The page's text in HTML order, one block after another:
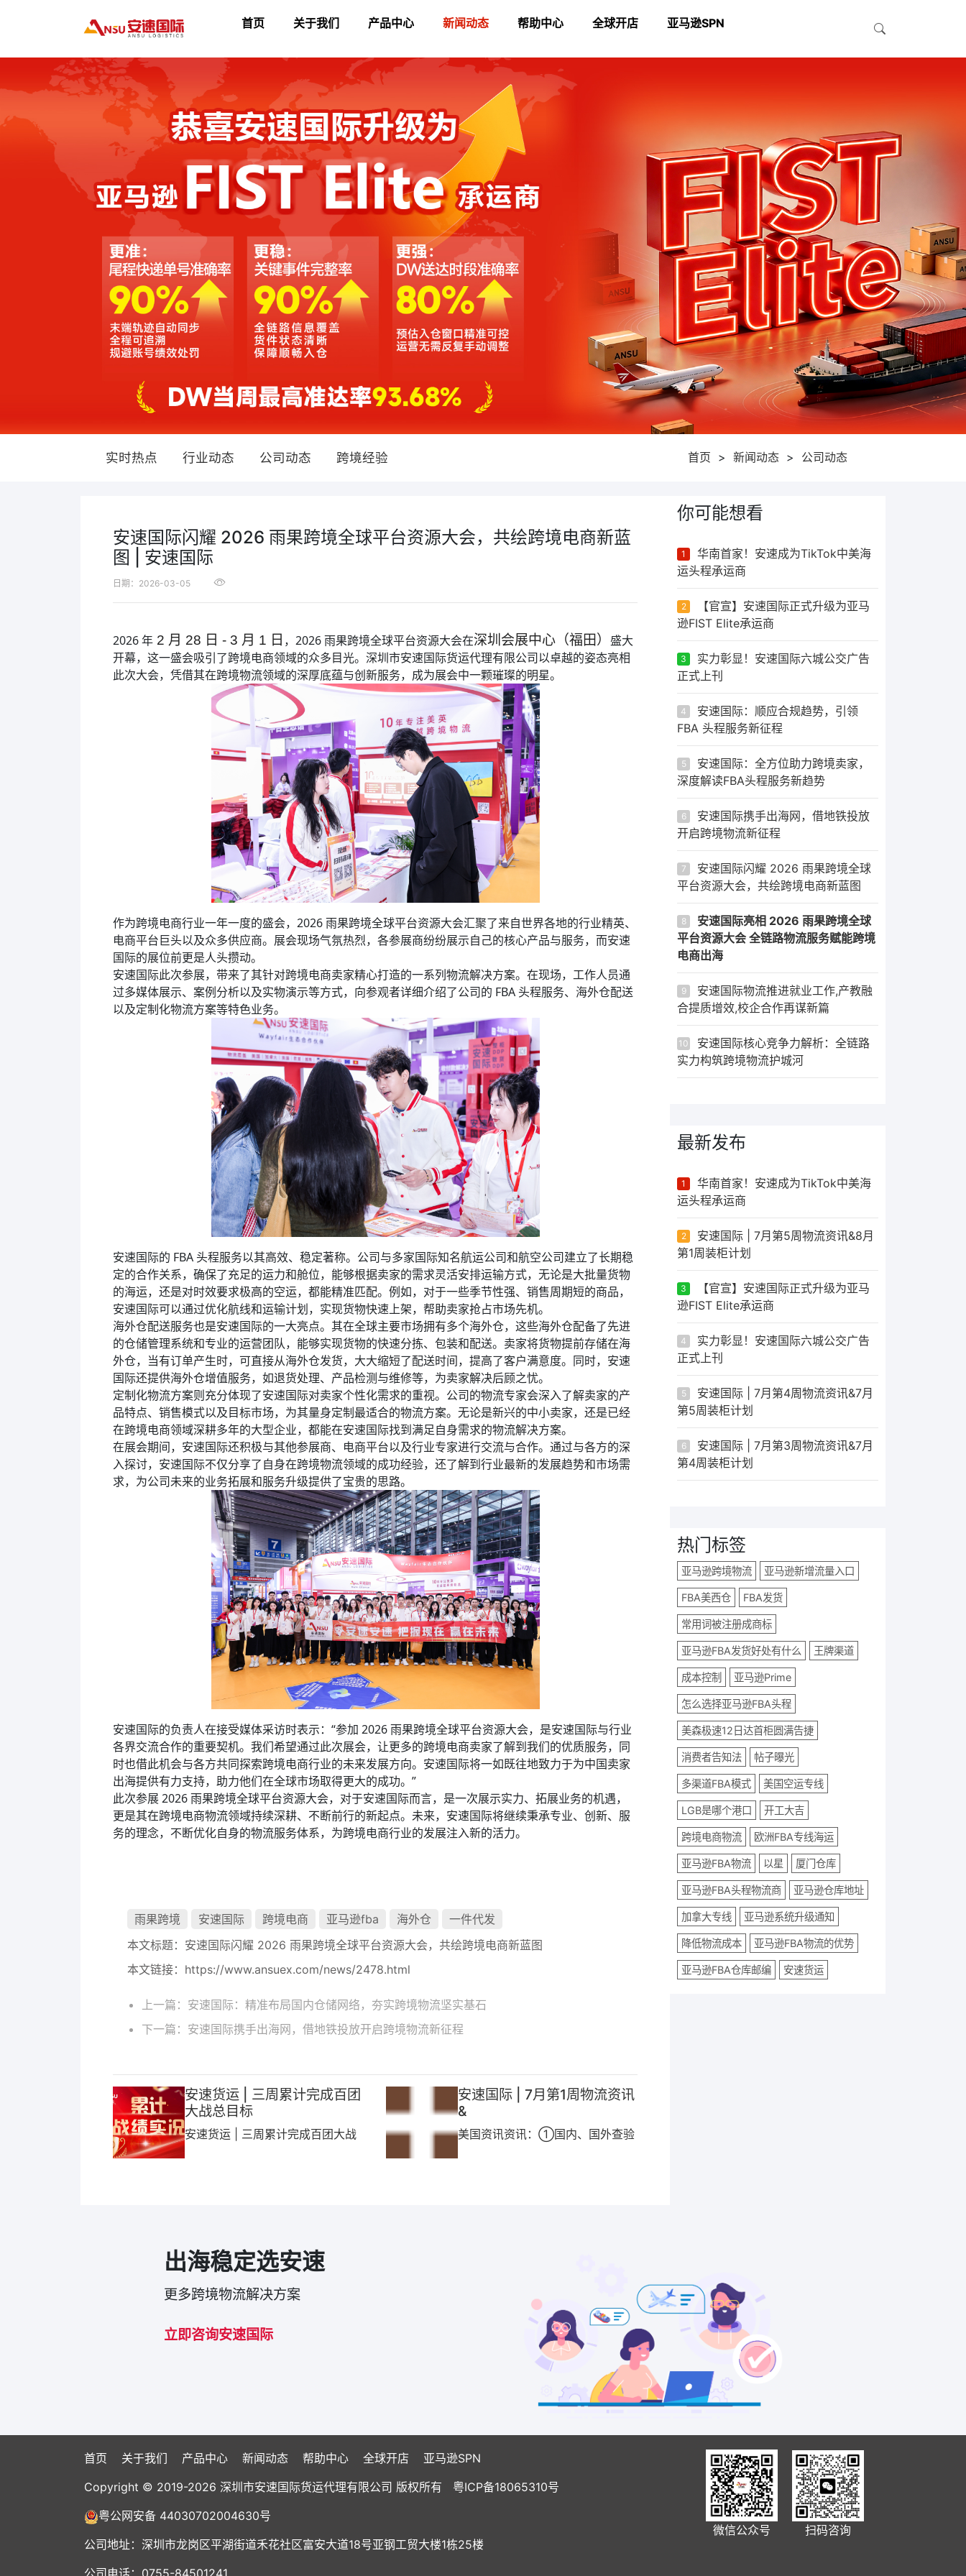
首页 关于我们 产品中心 新闻动态 帮助中心 全球开店 亚马逊SPN
实时热点 行业动态 公司动态 跨境经验 首页 > 新闻动态 > 公司动态
安速国际闪耀 2026 雨果跨境全球平台资源大会，共绘跨境电商新蓝
图 | 安速国际
日期：2026-03-05
2026 年2 月 28 日 - 3 月 1 日 ，2026 雨果跨境全球平台资源大会在深圳会展中心（福田） 盛大
开幕，这一盛会吸引了跨境电商领域的众多目光。深圳市安速国际货运代理有限公司以卓越的姿态亮相
此次大会，凭借其在跨境物流领域的深厚底蕴与创新服务，成为展会中一颗璀璨的明星。
作为跨境电商行业一年一度的盛会，2026 雨果跨境全球平台资源大会汇聚了来自世界各地的行业精英、
电商平台巨头以及众多供应商。展会现场气氛热烈，各参展商纷纷展示自己的核心产品与服务，而安速
国际的展位前更是人头攒动。
安速国际此次参展，带来了其针对跨境电商卖家精心打造的一系列物流解决方案。在现场，工作人员通
过多媒体展示、案例分析以及实物演示等方式，向参观者详细介绍了公司的 FBA 头程服务、海外仓配送
以及定制化物流方案等特色业务。
安速国际的 FBA 头程服务以其高效、稳定著称。公司与多家国际知名航运公司和航空公司建立了长期稳
定的合作关系，确保了充足的运力和舱位，能够根据卖家的需求灵活安排运输方式，无论是大批量货物
的海运，还是对时效要求极高的空运，都能精准匹配。例如，对于一些季节性强、销售周期短的商品，
安速国际可以通过优化航线和运输计划，实现货物快速上架，帮助卖家抢占市场先机。
海外仓配送服务也是安速国际的一大亮点。其在全球主要市场拥有多个海外仓，这些海外仓配备了先进
的仓储管理系统和专业的运营团队，能够实现货物的快速分拣、包装和配送。卖家将货物提前存储在海
外仓，当有订单产生时，可直接从海外仓发货，大大缩短了配送时间，提高了客户满意度。同时，安速
国际还提供海外仓增值服务，如退货处理、产品检测与维修等，为卖家解决后顾之忧。
定制化物流方案则充分体现了安速国际对卖家个性化需求的重视。公司的物流专家会深入了解卖家的产
品特点、销售模式以及目标市场，为其量身定制最适合的物流方案。无论是新兴的中小卖家，还是已经
在跨境电商领域深耕多年的大型企业，都能在安速国际找到满足自身需求的物流解决方案。
在展会期间，安速国际还积极与其他参展商、电商平台以及行业专家进行交流与合作。通过与各方的深
入探讨，安速国际不仅分享了自身在跨境物流领域的成功经验，还了解到行业最新的发展趋势和市场需
求，为公司未来的业务拓展和服务升级提供了宝贵的思路。
安速国际的负责人在接受媒体采访时表示：“参加 2026 雨果跨境全球平台资源大会，是安速国际与行业
各界交流合作的重要契机。我们希望通过此次展会，让更多的跨境电商卖家了解到我们的优质服务，同
时也借此机会与各方共同探索跨境电商行业的未来发展方向。安速国际将一如既往地致力于为中国卖家
出海提供有力支持，助力他们在全球市场取得更大的成功。”
此次参展 2026 雨果跨境全球平台资源大会，对于安速国际而言，是一次展示实力、拓展业务的机遇，
更是其在跨境电商物流领域持续深耕、不断前行的新起点。未来，安速国际将继续秉承专业、创新、服
务的理念，不断优化自身的物流服务体系，为跨境电商行业的发展注入新的活力。
雨果跨境 安速国际 跨境电商 亚马逊fba 海外仓
一件代发
本文标题： 安速国际闪耀 2026 雨果跨境全球平台资源大会，共绘跨境电商新蓝图
本文链接： https://www.ansuex.com/news/2478.html
上一篇： 安速国际：精准布局国内仓储网络，夯实跨境物流坚实基石
下一篇： 安速国际携手出海网，借地铁投放开启跨境物流新征程
安速货运 | 三周累计完成百团
大战总目标
安速货运 | 三周累计完成百团大战
安速国际 | 7月第1周物流资讯
&
美国资讯资讯：①国内、国外查验
你可能想看
1
华南首家！安速成为TikTok中美海
运头程承运商
2
【官宣】安速国际正式升级为亚马
逊FIST Elite承运商
3
实力彰显！安速国际六城公交广告
正式上刊
4
安速国际：顺应合规趋势，引领
FBA 头程服务新征程
5
安速国际：全方位助力跨境卖家，
深度解读FBA头程服务新趋势
6
安速国际携手出海网，借地铁投放
开启跨境物流新征程
7
安速国际闪耀 2026 雨果跨境全球
平台资源大会，共绘跨境电商新蓝图
8
安速国际亮相 2026 雨果跨境全球
平台资源大会 全链路物流服务赋能跨境
电商出海
9
安速国际物流推进就业工作,产教融
合提质增效,校企合作再谋新篇
10
安速国际核心竞争力解析：全链路
实力构筑跨境物流护城河
最新发布
1
华南首家！安速成为TikTok中美海
运头程承运商
2
安速国际 | 7月第5周物流资讯&8月
第1周装柜计划
3
【官宣】安速国际正式升级为亚马
逊FIST Elite承运商
4
实力彰显！安速国际六城公交广告
正式上刊
5
安速国际 | 7月第4周物流资讯&7月
第5周装柜计划
6
安速国际 | 7月第3周物流资讯&7月
第4周装柜计划
热门标签
亚马逊跨境物流 亚马逊新增流量入口
FBA美西仓 FBA发货
常用词被注册成商标
亚马逊FBA发货好处有什么 王牌渠道
成本控制 亚马逊Prime
怎么选择亚马逊FBA头程
美森极速12日达首柜圆满告捷
消费者告知法 帖子曝光
多渠道FBA模式 美国空运专线
LGB是哪个港口 开工大吉
跨境电商物流 欧洲FBA专线海运
亚马逊FBA物流 以星 厦门仓库
亚马逊FBA头程物流商 亚马逊仓库地址
加拿大专线 亚马逊系统升级通知
降低物流成本 亚马逊FBA物流的优势
亚马逊FBA仓库邮编 安速货运
出海稳定选安速
更多跨境物流解决方案
立即咨询安速国际
首页 关于我们 产品中心 新闻动态 帮助中心 全球开店
亚马逊SPN
Copyright © 2019-2026 深圳市安速国际货运代理有限公司 版权所有 粤ICP备18065310号
粤公网安备 44030702004630号
公司地址：深圳市龙岗区平湖街道禾花社区富安大道18号亚钢工贸大楼1栋25楼
微信公众号 扫码咨询